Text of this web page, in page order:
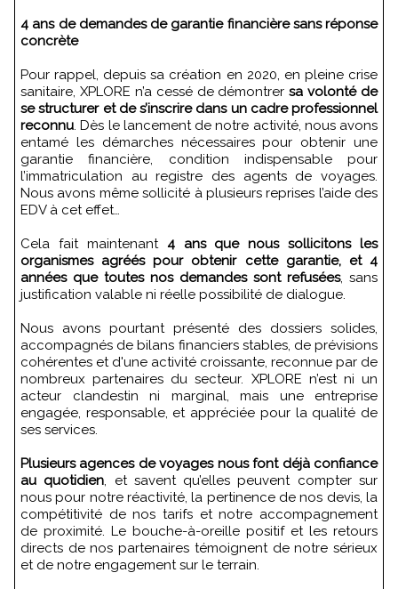
4 ans de demandes de garantie financière sans réponse
concrète
Pour rappel, depuis sa création en 2020, en pleine crise
sanitaire, XPLORE n’a cessé de démontrersa volonté de
se structurer et de s’inscrire dans un cadre professionnel
reconnu. Dès le lancement de notre activité, nous avons
entamé les démarches nécessaires pour obtenir une
garantie financière, condition indispensable pour
l’immatriculation au registre des agents de voyages.
Nous avons même sollicité à plusieurs reprises l’aide des
EDV à cet effet…
Cela fait maintenant 4 ans que nous sollicitons les
organismes agréés pour obtenir cette garantie, et 4
années que toutes nos demandes sont refusées, sans
justification valable ni réelle possibilité de dialogue.
Nous avons pourtant présenté des dossiers solides,
accompagnés de bilans financiers stables, de prévisions
cohérentes et d'une activité croissante, reconnue par de
nombreux partenaires du secteur. XPLORE n’est ni un
acteur clandestin ni marginal, mais une entreprise
engagée, responsable, et appréciée pour la qualité de
ses services.
Plusieurs agences de voyages nous font déjà confiance
au quotidien, et savent qu’elles peuvent compter sur
nous pour notre réactivité, la pertinence de nos devis, la
compétitivité de nos tarifs et notre accompagnement
de proximité. Le bouche-à-oreille positif et les retours
directs de nos partenaires témoignent de notre sérieux
et de notre engagement sur le terrain.